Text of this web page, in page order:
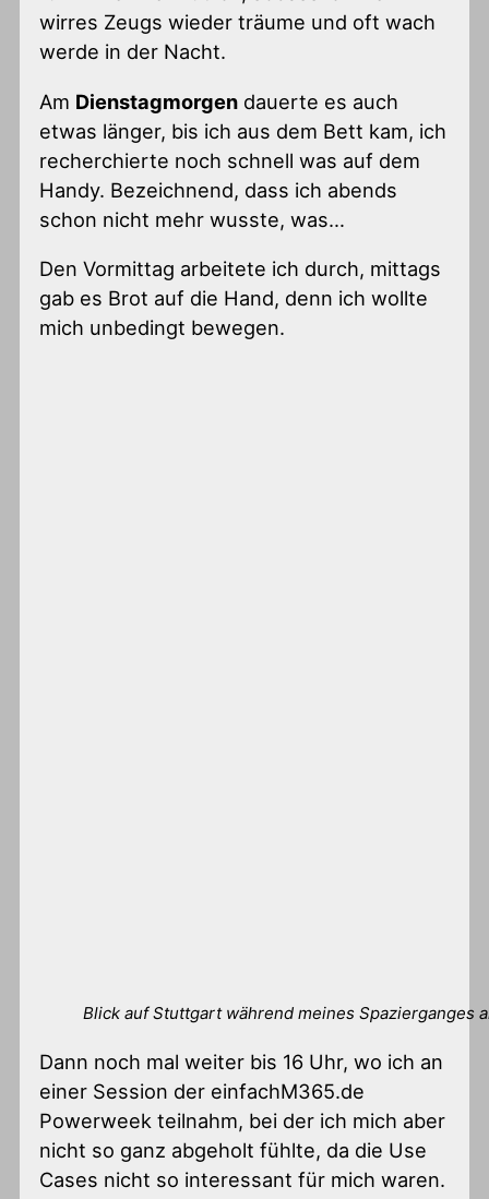
wirres Zeugs wieder träume und oft wach
werde in der Nacht.
Am Dienstagmorgen dauerte es auch
etwas länger, bis ich aus dem Bett kam, ich
recherchierte noch schnell was auf dem
Handy. Bezeichnend, dass ich abends
schon nicht mehr wusste, was…
Den Vormittag arbeitete ich durch, mittags
gab es Brot auf die Hand, denn ich wollte
mich unbedingt bewegen.
Blick auf Stuttgart während meines Spazierganges
Dann noch mal weiter bis 16 Uhr, wo ich an
einer Session der einfachM365.de
Powerweek teilnahm, bei der ich mich aber
nicht so ganz abgeholt fühlte, da die Use
Cases nicht so interessant für mich waren.